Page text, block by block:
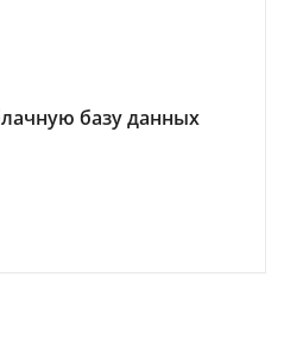
базу данных